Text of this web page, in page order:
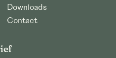
Downloads
Contact